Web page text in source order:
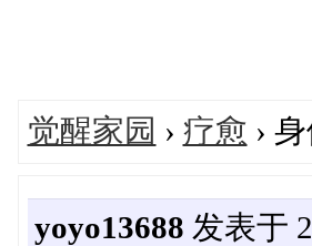
觉醒家园 › 疗愈 ›
yoyo13688 发表于